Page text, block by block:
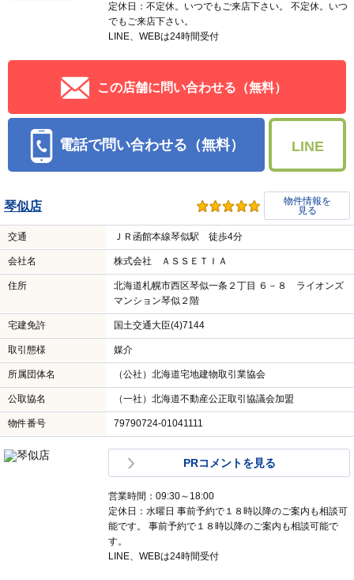
定休日：不定休。いつでもご来店下さい。 不定休。いつ
でもご来店下さい。
LINE、WEBは24時間受付
この店舗に問い合わせる（無料）
電話で問い合わせる（無料） LINE
琴似店
物件情報を
見る
交通 ＪＲ函館本線琴似駅 徒歩4分
会社名 株式会社 ＡＳＳＥＴＩＡ
住所
北海道札幌市西区琴似一条２丁目 ６－８ ライオンズ
マンション琴似２階
宅建免許 国土交通大臣(4)7144
取引態様 媒介
所属団体名 （公社）北海道宅地建物取引業協会
公取協名 （一社）北海道不動産公正取引協議会加盟
物件番号 79790724-01041111
PRコメントを見る
営業時間：09:30～18:00
定休日：水曜日 事前予約で１８時以降のご案内も相談可
能です。 事前予約で１８時以降のご案内も相談可能で
す。
LINE、WEBは24時間受付